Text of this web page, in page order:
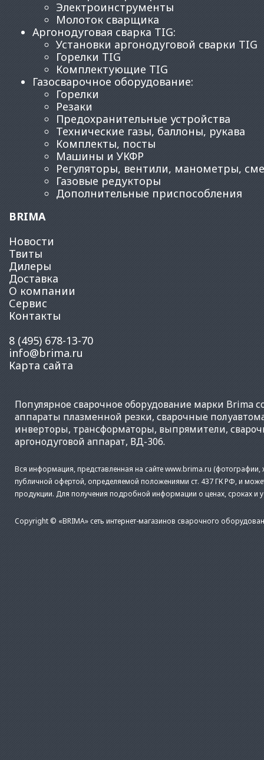
Электроинструменты
Молоток сварщика
Аргонодуговая сварка TIG:
Установки аргонодуговой сварки TIG
Горелки TIG
Комплектующие TIG
Газосварочное оборудование:
Горелки
Резаки
Предохранительные устройства
Технические газы, баллоны, рукава
Комплекты, посты
Машины и УКФР
Регуляторы, вентили, манометры,
Газовые редукторы
Дополнительные приспособления
BRIMA
Новости
Твиты
Дилеры
Доставка
О компании
Сервис
Контакты
8 (495) 678-13-70
info@brima.ru
Карта сайта
Популярноесварочное оборудование марки Brima
аппараты плазменной резки, сварочные
инверторы, трансформаторы, выпрямители,
аргонодуговой аппарат, ВД-306.
Вся информация, представленная на сайте www.brima.ru (фотографии,
публичной офертой, определяемой положениями ст. 437 ГК РФ, и
продукции. Для получения подробной информации о ценах, сроках и
Copyright © «BRIMA» сеть интернет-магазинов сварочного